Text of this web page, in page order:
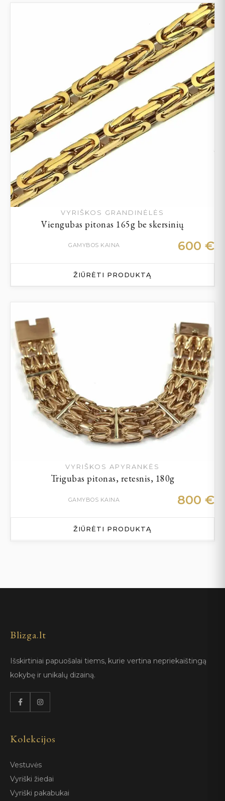
VYRIŠKOS GRANDINĖLĖS
Viengubas pitonas 165g be skersinių
GAMYBOS KAINA 600 €
ŽIŪRĖTI PRODUKTĄ
VYRIŠKOS APYRANKĖS
Trigubas pitonas, retesnis, 180g
GAMYBOS KAINA 800 €
ŽIŪRĖTI PRODUKTĄ
Blizga.lt
Išskirtiniai papuošalai tiems, kurie vertina nepriekaištingą
kokybę ir unikalų dizainą.
Kolekcijos
Vestuvės
Vyriški žiedai
Vyriški pakabukai